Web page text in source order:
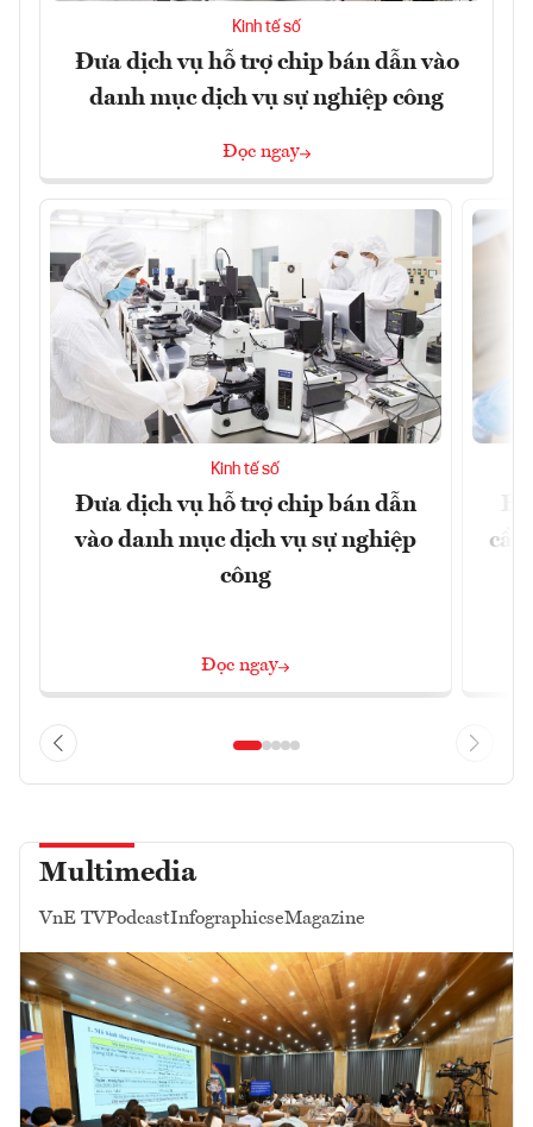
Kinh tế số
Đưa dịch vụ hỗ trợ chip bán dẫn vào
danh mục dịch vụ sự nghiệp công
Đọc ngay
Kinh tế số
Đưa dịch vụ hỗ trợ chip bán dẫn
vào danh mục dịch vụ sự nghiệp
công
Đọc ngay
Multimedia
VnE TVPodcastInfographicseMagazine